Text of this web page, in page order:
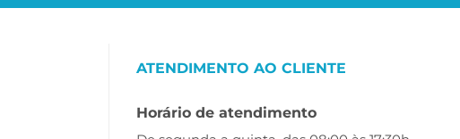
ATENDIMENTO AO CLIENTE
Horário de atendimento